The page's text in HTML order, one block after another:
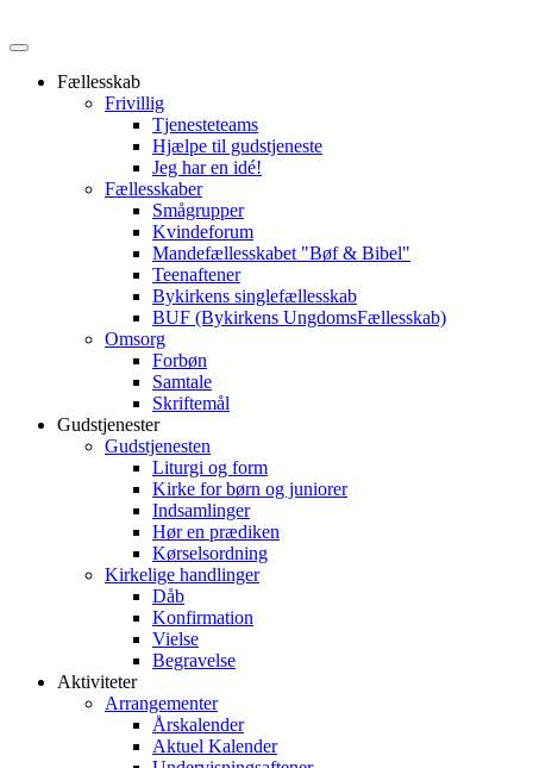
Fællesskab
Frivillig
Tjenesteteams
Hjælpe til gudstjeneste
Jeg har en idé!
Fællesskaber
Smågrupper
Kvindeforum
Mandefællesskabet "Bøf & Bibel"
Teenaftener
Bykirkens singlefællesskab
BUF (Bykirkens UngdomsFællesskab)
Omsorg
Forbøn
Samtale
Skriftemål
Gudstjenester
Gudstjenesten
Liturgi og form
Kirke for børn og juniorer
Indsamlinger
Hør en prædiken
Kørselsordning
Kirkelige handlinger
Dåb
Konfirmation
Vielse
Begravelse
Aktiviteter
Arrangementer
Årskalender
Aktuel Kalender